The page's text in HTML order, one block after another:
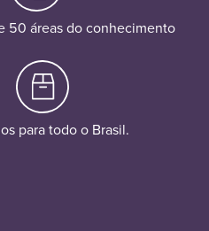
50 áreas do conhecimento
para todo o Brasil.